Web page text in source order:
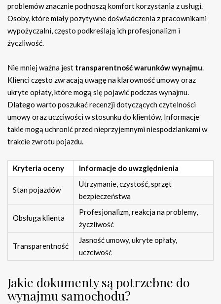
problemów znacznie podnoszą komfort korzystania z usługi.
Osoby, które miały pozytywne doświadczenia z pracownikami
wypożyczalni, często podkreślają ich profesjonalizm i
życzliwość.
Nie mniej ważna jest transparentność warunków wynajmu.
Klienci często zwracają uwagę na klarowność umowy oraz
ukryte opłaty, które mogą się pojawić podczas wynajmu.
Dlatego warto poszukać recenzji dotyczących czytelności
umowy oraz uczciwości w stosunku do klientów. Informacje
takie mogą uchronić przed nieprzyjemnymi niespodziankami w
trakcie zwrotu pojazdu.
Kryteria oceny Informacje do uwzględnienia
Stan pojazdów
Utrzymanie, czystość, sprzęt
bezpieczeństwa
Obsługa klienta
Profesjonalizm, reakcja na problemy,
życzliwość
Transparentność
Jasność umowy, ukryte opłaty,
uczciwość
Jakie dokumenty są potrzebne do
wynajmu samochodu?